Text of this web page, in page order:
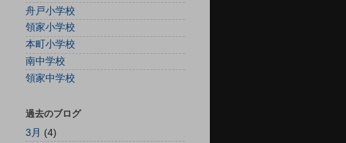
舟戸小学校
領家小学校
本町小学校
南中学校
領家中学校
過去のブログ
3月 (4)